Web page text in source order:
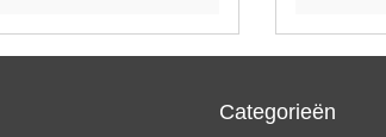
Categorieën